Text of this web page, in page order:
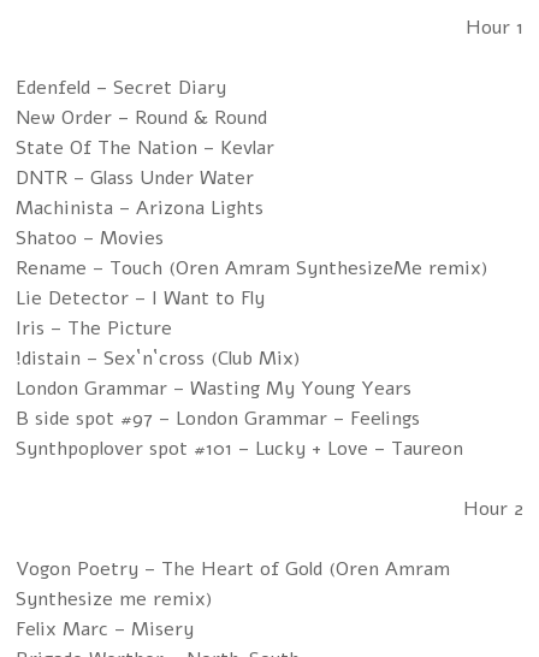
Hour 1
Edenfeld – Secret Diary
New Order – Round & Round
State Of The Nation – Kevlar
DNTR – Glass Under Water
Machinista – Arizona Lights
Shatoo – Movies
Rename – Touch (Oren Amram SynthesizeMe remix)
Lie Detector – I Want to Fly
Iris – The Picture
!distain – Sex`n`cross (Club Mix)
London Grammar – Wasting My Young Years
B side spot #97 – London Grammar – Feelings
Synthpoplover spot #101 – Lucky + Love – Taureon
Hour 2
Vogon Poetry – The Heart of Gold (Oren Amram
Synthesize me remix)
Felix Marc – Misery